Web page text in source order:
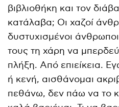
βιβλιοθήκη και τον
κατάλαβα; Οι χαζοί
δυστυχισμένοι
τους τη χάρη να
πλήξη. Από επιείκεια.
ή κενή, αισθάνομαι
πεθάνω, δεν πάω να το